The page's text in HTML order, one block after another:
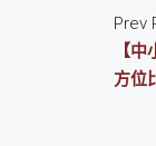
Prev
【
方位